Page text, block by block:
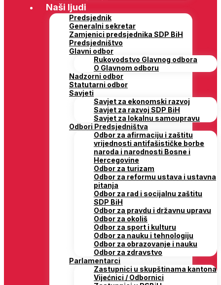
Naši ljudi
Predsjednik
Generalni sekretar
Zamjenici predsjednika SDP BiH
Predsjedništvo
Glavni odbor
Rukovodstvo Glavnog odbora
O Glavnom odboru
Nadzorni odbor
Statutarni odbor
Savjeti
Savjet za ekonomski razvoj
Savjet za razvoj SDP BiH
Savjet za lokalnu samoupravu
Odbori Predsjedništva
Odbor za afirmaciju i zaštitu
vrijednosti antifašističke borbe
naroda i narodnosti Bosne i
Hercegovine
Odbor za turizam
Odbor za reformu ustava i ustavna
pitanja
Odbor za rad i socijalnu zaštitu
SDP BiH
Odbor za pravdu i državnu upravu
Odbor za okoliš
Odbor za sport i kulturu
Odbor za nauku i tehnologiju
Odbor za obrazovanje i nauku
Odbor za zdravstvo
Parlamentarci
Zastupnici u skupštinama kantona
Vijećnici / Odbornici